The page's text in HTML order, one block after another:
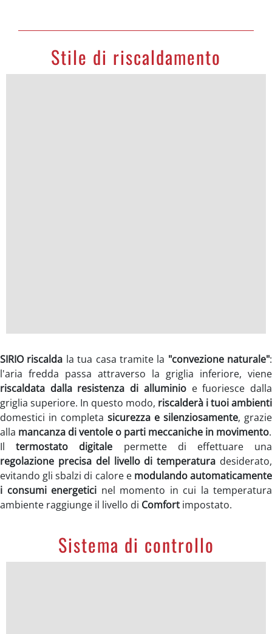
Stile di riscaldamento
SIRIO riscalda la tua casa tramite la "convezione naturale":
l'aria fredda passa attraverso la griglia inferiore, viene
riscaldata dalla resistenza di alluminioe fuoriesce dalla
griglia superiore. In questo modo, riscalderà i tuoi ambienti
domestici in completa sicurezza e silenziosamente, grazie
alla mancanza di ventole o parti meccaniche in movimento.
Iltermostato digitale permette di effettuare una
regolazione precisa del livello di temperatura desiderato,
evitando gli sbalzi di calore e modulando automaticamente
i consumi energetici nel momento in cui la temperatura
ambiente raggiunge il livello di Comfort impostato.
Sistema di controllo